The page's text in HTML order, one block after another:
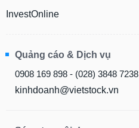
InvestOnline
Quảng cáo & Dịch vụ
0908 169 898 - (028) 3848 7238
kinhdoanh@vietstock.vn